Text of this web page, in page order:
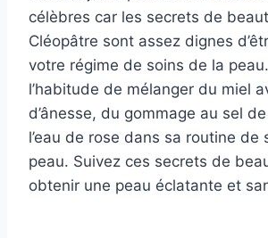
célèbres car les secrets de
Cléopâtre sont assez dignes
votre régime de soins de la
l’habitude de mélanger du miel
d’ânesse, du gommage au sel
l’eau de rose dans sa routine de
peau. Suivez ces secrets de
obtenir une peau éclatante et